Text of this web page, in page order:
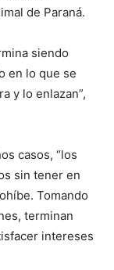
de Paraná.
siendo
en lo que se
y lo enlazan”,
casos, “los
sin tener en
Tomando
terminan
intereses